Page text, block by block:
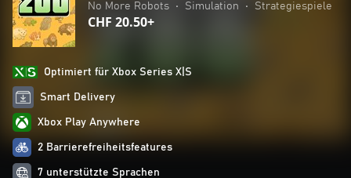
No More Robots • Simulation • Strategiespiele
CHF 20.50+
Optimiert für Xbox Series X|S
Smart Delivery
Xbox Play Anywhere
2 Barrierefreiheitsfeatures
7 unterstützte Sprachen